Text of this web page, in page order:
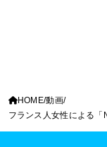
HOME 動画
フランス人女性による「